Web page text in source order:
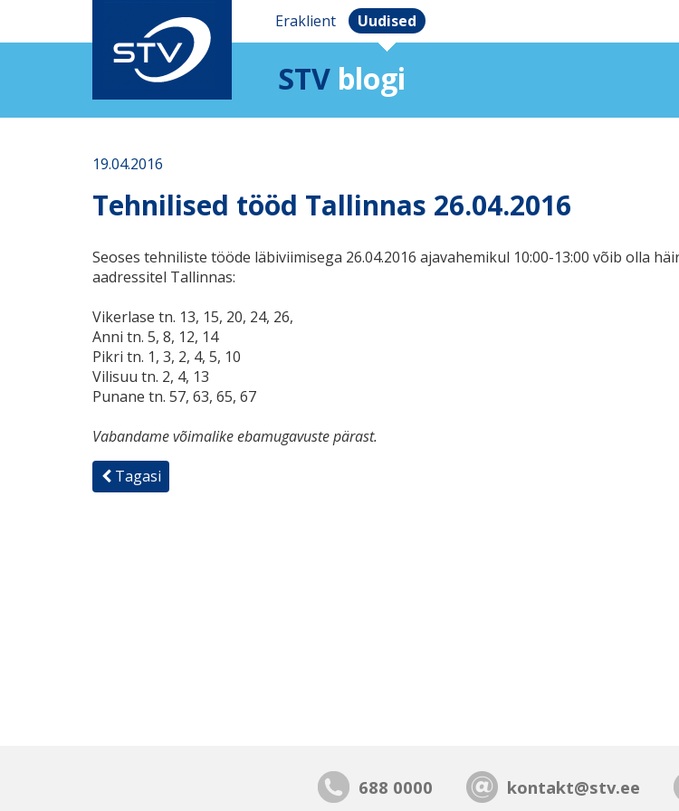
Eraklient Uudised
STV blogi
19.04.2016
Tehnilised tööd Tallinnas 26.04.2016
Seoses tehniliste tööde läbiviimisega 26.04.2016 ajavahemikul 10:00-13:00 võib olla
aadressitel Tallinnas:
Vikerlase tn. 13, 15, 20, 24, 26,
Anni tn. 5, 8, 12, 14
Pikri tn. 1, 3, 2, 4, 5, 10
Vilisuu tn. 2, 4, 13
Punane tn. 57, 63, 65, 67
Vabandame võimalike ebamugavuste pärast.
Tagasi
688 0000 kontakt@stv.ee